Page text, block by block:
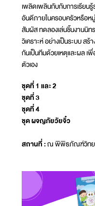
เพลิดเพลินกับกับการเรียน
อันดีภายในครอบครัวหรือห
สัมผัส ทดลองเล่นชิ้นงานนิท
วิเคราะห์ อย่างเป็นระบบ ส
กันเป็นทีมด้วยเหตุและผล เ
ตัวเอง
ชุดที่ 1 และ 2
ชุดที่ 3
ชุดที่ 4
ชุด ผจญภัยวัยจิ๋ว
สถานที่ :ณ พิพิธภัณฑ์วิทย